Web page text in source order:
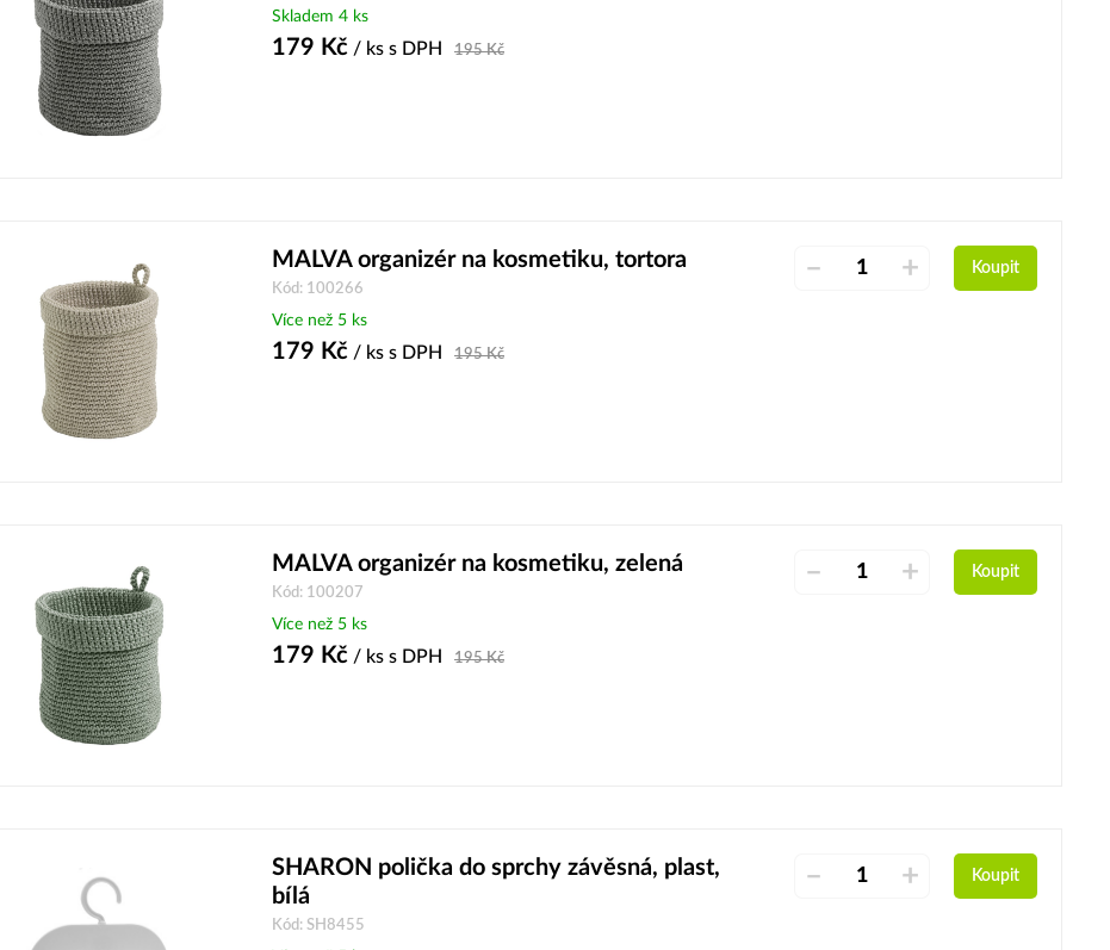
Skladem 4 ks
179 Kč / ks s DPH 195Kč
MALVA organizér na kosmetiku, tortora
Kód: 100266
Více než 5 ks
179 Kč / ks s DPH 195Kč
– + Koupit
MALVA organizér na kosmetiku, zelená
Kód: 100207
Více než 5 ks
179 Kč / ks s DPH 195Kč
– + Koupit
SHARON polička do sprchy závěsná, plast,
bílá
Kód: SH8455
– + Koupit